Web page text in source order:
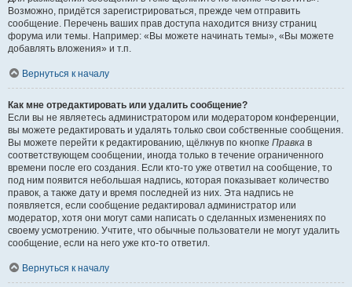
Возможно, придётся зарегистрироваться, прежде чем отправить
сообщение. Перечень ваших прав доступа находится внизу страниц
форума или темы. Например: «Вы можете начинать темы», «Вы можете
добавлять вложения» и т.п.
Вернуться к началу
Как мне отредактировать или удалить сообщение?
Если вы не являетесь администратором или модератором конференции,
вы можете редактировать и удалять только свои собственные сообщения.
Вы можете перейти к редактированию, щёлкнув по кнопке Правка в
соответствующем сообщении, иногда только в течение ограниченного
времени после его создания. Если кто-то уже ответил на сообщение, то
под ним появится небольшая надпись, которая показывает количество
правок, а также дату и время последней из них. Эта надпись не
появляется, если сообщение редактировал администратор или
модератор, хотя они могут сами написать о сделанных изменениях по
своему усмотрению. Учтите, что обычные пользователи не могут удалить
сообщение, если на него уже кто-то ответил.
Вернуться к началу